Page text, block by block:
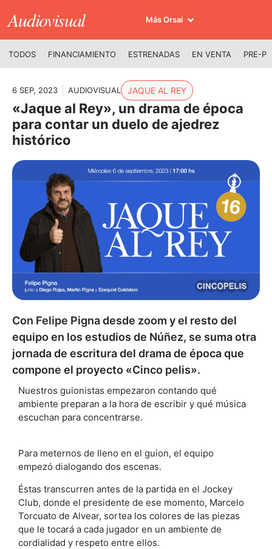
Audiovisual Más Orsai
TODOS FINANCIAMIENTO ESTRENADAS EN VENTA PRE-
6 SEP, 2023 AUDIOVISUAL JAQUE AL REY
«Jaque al Rey», un drama de época
para contar un duelo de ajedrez
histórico
Con Felipe Pigna desde zoom y el resto del
equipo en los estudios de Núñez, se suma otra
jornada de escritura del drama de época que
compone el proyecto «Cinco pelis».
Nuestros guionistas empezaron contando qué
ambiente preparan a la hora de escribir y qué música
escuchan para concentrarse.
Para meternos de lleno en el guion, el equipo
empezó dialogando dos escenas.
Éstas transcurren antes de la partida en el Jockey
Club, donde el presidente de ese momento, Marcelo
Torcuato de Alvear, sortea los colores de las piezas
que le tocará a cada jugador en un ambiente de
cordialidad y respeto entre ellos.